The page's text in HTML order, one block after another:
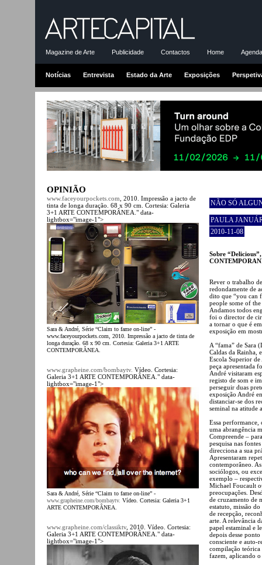
Magazine de Arte Publicidade Contactos Home
Notícias Entrevista Estado da Arte Exposições
OPINIÃO
www.faceyourpockets.com , 2010. Impressão a jacto de
tinta de longa duração. 68 x 90 cm. Cortesia: Galeria
3+1 ARTE CONTEMPORÂNEA." data-
lightbox="image-1">
Sara & André, Série “Claim to fame on-line” -
www.faceyourpockets.com, 2010. Impressão a jacto de tinta de
longa duração. 68 x 90 cm. Cortesia: Galeria 3+1 ARTE
CONTEMPORÂNEA.
www.grapheine.com/bombaytv. Vídeo. Cortesia:
Galeria 3+1 ARTE CONTEMPORÂNEA." data-
lightbox="image-1">
Sara & André, Série “Claim to fame on-line” -
www.grapheine.com/bombaytv. Vídeo. Cortesia: Galeria 3+1
ARTE CONTEMPORÂNEA.
www.grapheine.com/classiktv, 2010. Vídeo. Cortesia:
Galeria 3+1 ARTE CONTEMPORÂNEA." data-
lightbox="image-1">
NÃO SÓ
PAULA
2010-11-08
Sobre
Rever o trabalho
redondamente de
dito que “you can
people some of
Andamos todos
foi o director de
a tornar o que é
exposição em
A “fama” de Sara
Caldas da Rainha,
Escola Superior
peça apresentada
André visitaram
registo de som e
perseguir duas
exposição André
distanciar-se dos
seminal na atitude
Essa performance,
uma abrangência
Compreende –
pesquisa nas
direcciona a sua
Apresentaram
contemporâneo.
sociólogos, ou
exemplo –
Michael Foucault
preocupações.
de cruzamento de
estatuto, missão
de recepção,
arte. A relevância
papel estaminal e
depois desse
consciente e
compilação teórica
fazem, aplicando